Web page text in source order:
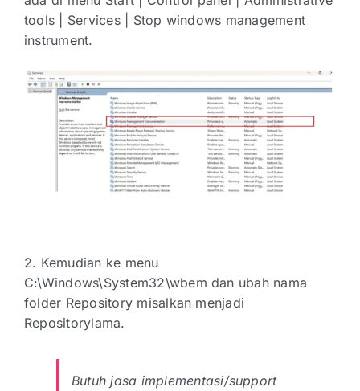
tools | Services | Stop windows management
instrument.
2. Kemudian ke menu
C:\Windows\System32\wbem dan ubah nama
folder Repository misalkan menjadi
Repositorylama.
Butuh jasa implementasi/support